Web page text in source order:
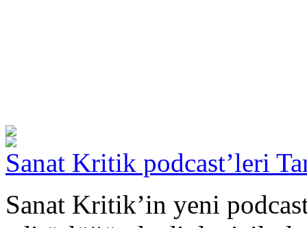
Sanat Kritik podcast’leri
Sanat Kritik’in yeni